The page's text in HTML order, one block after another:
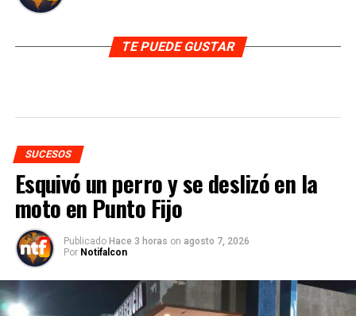
TE PUEDE GUSTAR
SUCESOS
Esquivó un perro y se deslizó en la
moto en Punto Fijo
Publicado Hace 3 horas on agosto 7, 2026
Por Notifalcon